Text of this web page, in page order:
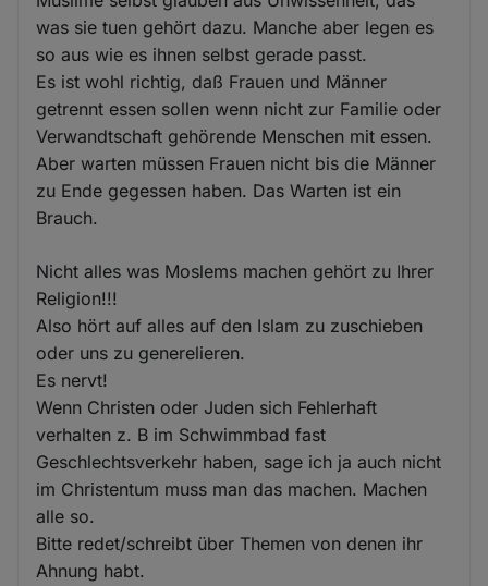
was sie tuen gehört dazu. Manche aber legen es
so aus wie es ihnen selbst gerade passt.
Es ist wohl richtig, daß Frauen und Männer
getrennt essen sollen wenn nicht zur Familie oder
Verwandtschaft gehörende Menschen mit essen.
Aber warten müssen Frauen nicht bis die Männer
zu Ende gegessen haben. Das Warten ist ein
Brauch.
Nicht alles was Moslems machen gehört zu Ihrer
Religion!!!
Also hört auf alles auf den Islam zu zuschieben
oder uns zu generelieren.
Es nervt!
Wenn Christen oder Juden sich Fehlerhaft
verhalten z. B im Schwimmbad fast
Geschlechtsverkehr haben, sage ich ja auch nicht
im Christentum muss man das machen. Machen
alle so.
Bitte redet/schreibt über Themen von denen ihr
Ahnung habt.